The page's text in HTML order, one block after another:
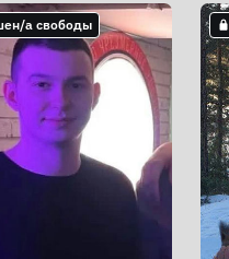
а свободы